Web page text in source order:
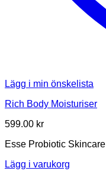
Lägg i min önskelista
Rich Body Moisturiser
599.00 kr
Esse Probiotic Skincare
Lägg i varukorg